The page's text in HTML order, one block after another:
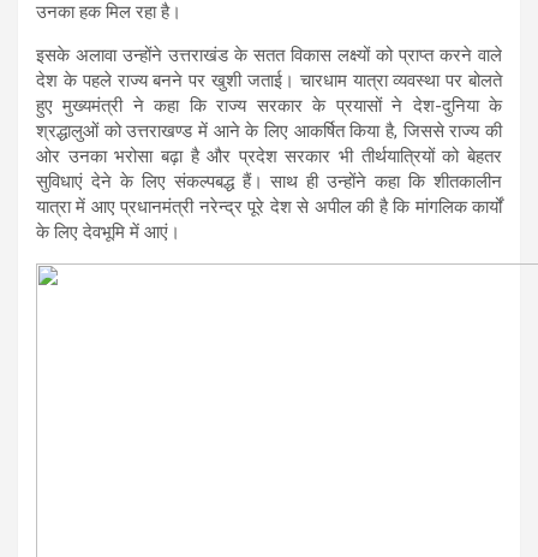
उनका हक मिल रहा है।
इसके अलावा उन्होंने उत्तराखंड के सतत विकास लक्ष्यों को प्राप्त करने वाले
देश के पहले राज्य बनने पर खुशी जताई। चारधाम यात्रा व्यवस्था पर बोलते
हुए मुख्यमंत्री ने कहा कि राज्य सरकार के प्रयासों ने देश-दुनिया के
श्रद्धालुओं को उत्तराखण्ड में आने के लिए आकर्षित किया है, जिससे राज्य की
ओर उनका भरोसा बढ़ा है और प्रदेश सरकार भी तीर्थयात्रियों को बेहतर
सुविधाएं देने के लिए संकल्पबद्ध हैं। साथ ही उन्होंने कहा कि शीतकालीन
यात्रा में आए प्रधानमंत्री नरेन्द्र पूरे देश से अपील की है कि मांगलिक कार्यों
के लिए देवभूमि में आएं।